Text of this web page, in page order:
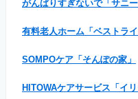
がんばりすぎないで「サニー
有料老人ホーム「ベストライ
SOMPOケア「そんぽの家」
HITOWAケアサービス「イリ